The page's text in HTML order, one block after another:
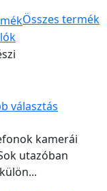
Összes termék
választás
kamerái
utazóban